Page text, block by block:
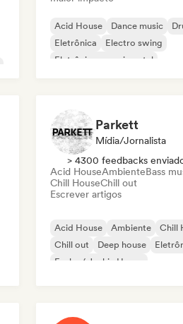
Acid House Dance music
Eletrônica
Electro swing
Eletrônica experimental
Parkett
Mídia/Jornalista
> 4300 feedbacks
Acid HouseAmbienteBass
Chill HouseChill out
Escrever artigos
Acid House Ambiente
Chill
Chill out
Deep house
Funky / Jackin House